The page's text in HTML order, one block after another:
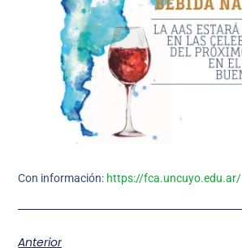
Con información: https://fca.uncuyo.edu.ar/
Anterior